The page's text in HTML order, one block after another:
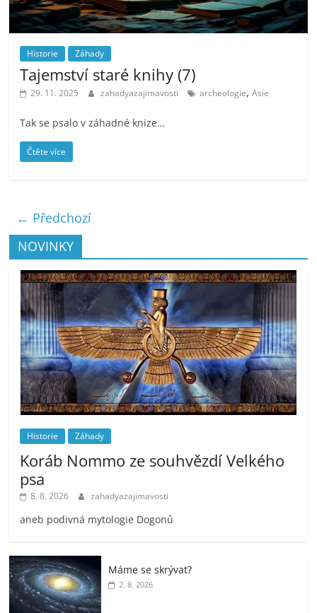
Historie Záhady
Tajemství staré knihy (7)
29. 11. 2025 zahadyazajimavosti archeologie,Asie
Tak se psalo v záhadné knize…
Čtěte více
← Předchozí
NOVINKY
Historie Záhady
Koráb Nommo ze souhvězdí Velkého
psa
8. 8. 2026 zahadyazajimavosti
aneb podivná mytologie Dogonů
Máme se skrývat?
2. 8. 2026